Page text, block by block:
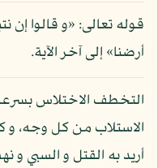
قوله تعالى: «و قالوا
أرضنا» إلى آخر الآية.
التخطف الاختلاس
الاستلاب من كل وجه،
أريد به القتل و السبي و